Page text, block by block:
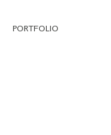
PORTFOLIO